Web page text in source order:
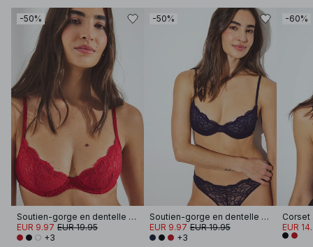
-50%
Soutien-gorge en dentelle à armatures
EUR 9.97 EUR 19.95
+3
-50%
Soutien-gorge en dentelle à armatures
EUR 9.97 EUR 19.95
+3
-60%
Corset
EUR